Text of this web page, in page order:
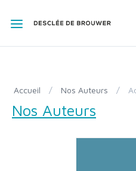
Accueil / Nos Auteurs /
Nos Auteurs